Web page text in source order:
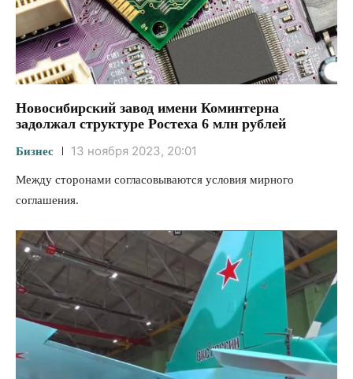
Новосибирский завод имени Коминтерна
задолжал структуре Ростеха 6 млн рублей
Бизнес 13 ноября 2023, 20:01
Между сторонами согласовываются условия мирного
соглашения.